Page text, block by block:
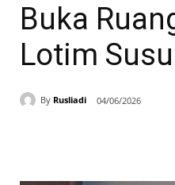
Buka
Lotim
By Rusliadi 04/06/2026